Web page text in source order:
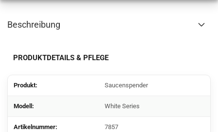
Beschreibung
PRODUKTDETAILS & PFLEGE
Produkt: Saucenspender
Modell: White Series
Artikelnummer: 7857